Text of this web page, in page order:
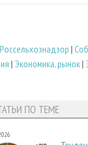
Россельхознадзор |
| Экономика, рынок|
ПО ТЕМЕ